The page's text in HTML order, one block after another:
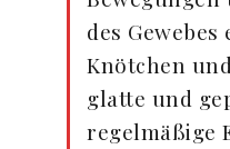
des
Knötchen
glatte und
regelmäßige